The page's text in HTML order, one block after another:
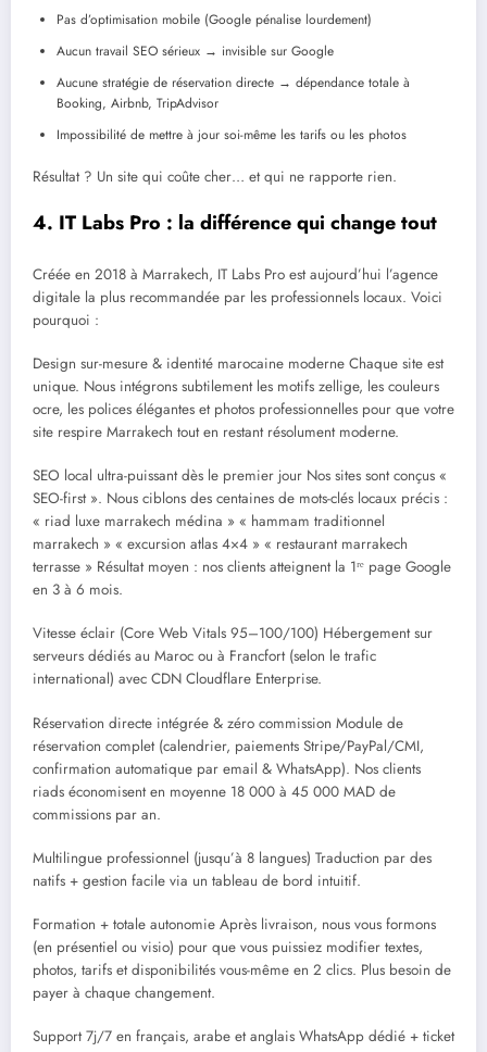
Pas d’optimisation mobile (Google pénalise lourdement)
Aucun travail SEO sérieux → invisible sur Google
Aucune stratégie de réservation directe → dépendance totale à
Booking, Airbnb, TripAdvisor
Impossibilité de mettre à jour soi-même les tarifs ou les photos
Résultat ? Un site qui coûte cher… et qui ne rapporte rien.
4. IT Labs Pro : la différence qui change tout
Créée en 2018 à Marrakech, IT Labs Pro est aujourd’hui l’agence
digitale la plus recommandée par les professionnels locaux. Voici
pourquoi :
Design sur-mesure & identité marocaine moderne Chaque site est
unique. Nous intégrons subtilement les motifs zellige, les couleurs
ocre, les polices élégantes et photos professionnelles pour que votre
site respire Marrakech tout en restant résolument moderne.
SEO local ultra-puissant dès le premier jour Nos sites sont conçus «
SEO-first ». Nous ciblons des centaines de mots-clés locaux précis :
« riad luxe marrakech médina » « hammam traditionnel
marrakech » « excursion atlas 4×4 » « restaurant marrakech
terrasse » Résultat moyen : nos clients atteignent la 1ʳᵉ page Google
en 3 à 6 mois.
Vitesse éclair (Core Web Vitals 95–100/100) Hébergement sur
serveurs dédiés au Maroc ou à Francfort (selon le trafic
international) avec CDN Cloudflare Enterprise.
Réservation directe intégrée & zéro commission Module de
réservation complet (calendrier, paiements Stripe/PayPal/CMI,
confirmation automatique par email & WhatsApp). Nos clients
riads économisent en moyenne 18 000 à 45 000 MAD de
commissions par an.
Multilingue professionnel (jusqu’à 8 langues) Traduction par des
natifs + gestion facile via un tableau de bord intuitif.
Formation + totale autonomie Après livraison, nous vous formons
(en présentiel ou visio) pour que vous puissiez modifier textes,
photos, tarifs et disponibilités vous-même en 2 clics. Plus besoin de
payer à chaque changement.
Support 7j/7 en français, arabe et anglais WhatsApp dédié + ticket